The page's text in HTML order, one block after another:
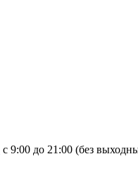
с 9:00 до 21:00 (без